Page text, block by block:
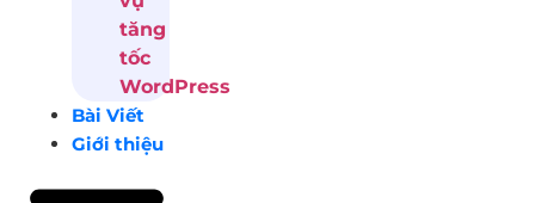
tăng
tốc
WordPress
Bài Viết
Giới thiệu